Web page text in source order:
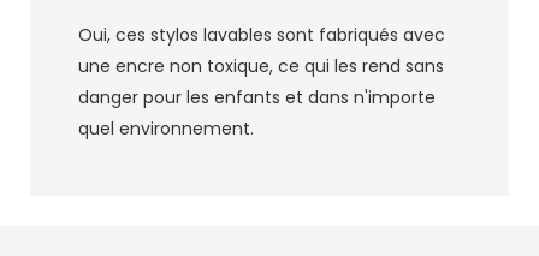
Oui, ces stylos lavables sont fabriqués avec
une encre non toxique, ce qui les rend sans
danger pour les enfants et dans n'importe
quel environnement.